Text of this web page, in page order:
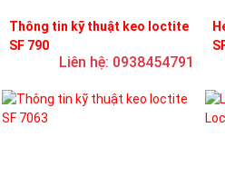
Thông tin kỹ thuật keo loctite
SF 790
Liên hệ: 0938454791